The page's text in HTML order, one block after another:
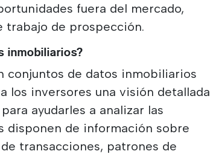
fuera del mercado,
trabajo de prospección.
inmobiliarios?
conjuntos de datos inmobiliarios
los inversores una visión detallada
ayudarles a analizar las
disponen de información sobre
transacciones, patrones de